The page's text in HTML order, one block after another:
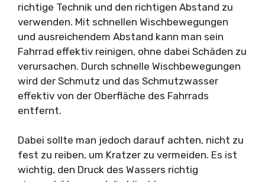
richtige Technik und den richtigen Abstand zu
verwenden. Mit schnellen Wischbewegungen
und ausreichendem Abstand kann man sein
Fahrrad effektiv reinigen, ohne dabei Schäden zu
verursachen. Durch schnelle Wischbewegungen
wird der Schmutz und das Schmutzwasser
effektiv von der Oberfläche des Fahrrads
entfernt.
Dabei sollte man jedoch darauf achten, nicht zu
fest zu reiben, um Kratzer zu vermeiden. Es ist
wichtig, den Druck des Wassers richtig